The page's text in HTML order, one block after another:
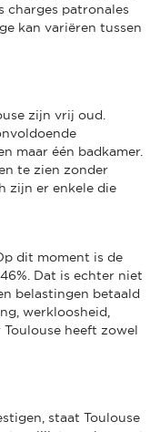
charges patronales
kan variëren tussen
zijn vrij oud.
maar één badkamer.
te zien zonder
zijn er enkele die
dit moment is de
Dat is echter niet
belastingen betaald
werkloosheid,
heeft zowel
staat Toulouse